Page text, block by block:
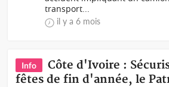
transport...
il y a 6 mois
Info
Côte d'Ivoire :
fêtes de fin d'année, le